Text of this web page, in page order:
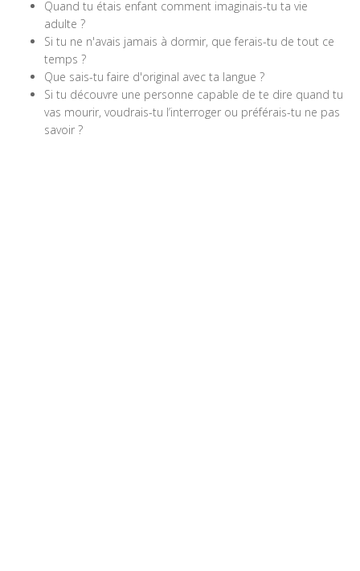
Quand tu étais enfant comment imaginais-tu ta vie
adulte ?
Si tu ne n'avais jamais à dormir, que ferais-tu de tout ce
temps ?
Que sais-tu faire d'original avec ta langue ?
Si tu découvre une personne capable de te dire quand tu
vas mourir, voudrais-tu l’interroger ou préférais-tu ne pas
savoir ?